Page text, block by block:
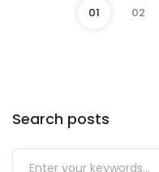
01 02
Search posts